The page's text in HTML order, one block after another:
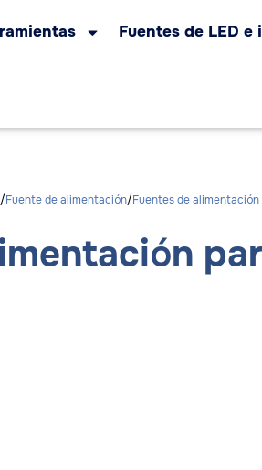
Fuentes de LED e
Fuente de alimentación Fuentes de